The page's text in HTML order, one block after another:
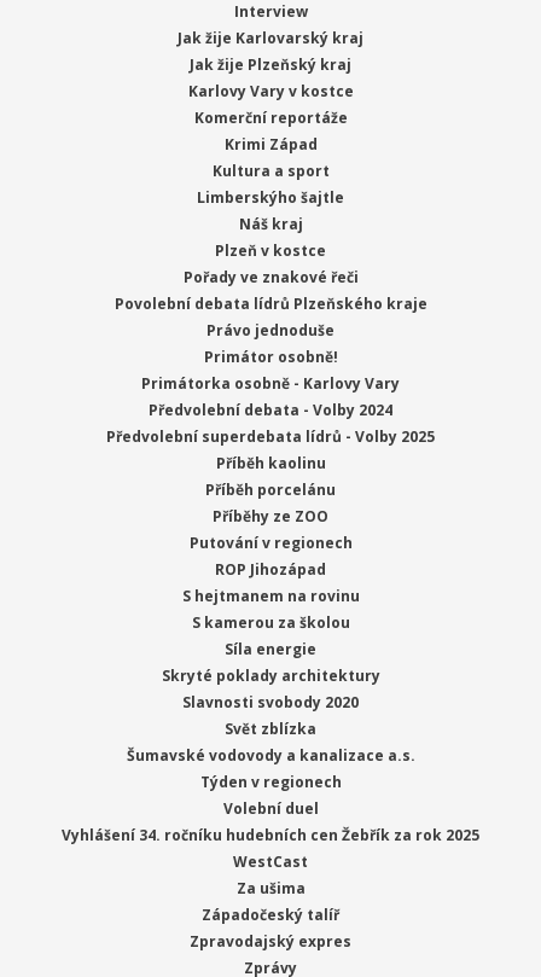
Interview
Jak žije Karlovarský kraj
Jak žije Plzeňský kraj
Karlovy Vary v kostce
Komerční reportáže
Krimi Západ
Kultura a sport
Limberskýho šajtle
Náš kraj
Plzeň v kostce
Pořady ve znakové řeči
Povolební debata lídrů Plzeňského kraje
Právo jednoduše
Primátor osobně!
Primátorka osobně - Karlovy Vary
Předvolební debata - Volby 2024
Předvolební superdebata lídrů - Volby 2025
Příběh kaolinu
Příběh porcelánu
Příběhy ze ZOO
Putování v regionech
ROP Jihozápad
S hejtmanem na rovinu
S kamerou za školou
Síla energie
Skryté poklady architektury
Slavnosti svobody 2020
Svět zblízka
Šumavské vodovody a kanalizace a.s.
Týden v regionech
Volební duel
Vyhlášení 34. ročníku hudebních cen Žebřík za rok 2025
WestCast
Za ušima
Západočeský talíř
Zpravodajský expres
Zprávy